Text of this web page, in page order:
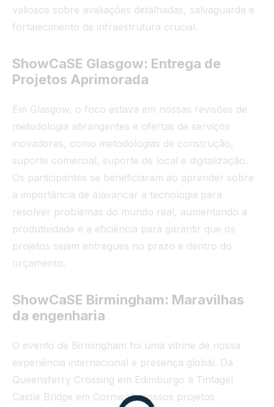
valiosos sobre avaliações detalhadas, salvaguarda e
fortalecimento de infraestrutura crucial.
ShowCaSE Glasgow: Entrega de
Projetos Aprimorada
Em Glasgow, o foco estava em nossas revisões de
metodologia abrangentes e ofertas de serviços
inovadores, como metodologias de construção,
suporte comercial, suporte de local e digitalização.
Os participantes se beneficiaram ao aprender sobre
a importância de alavancar a tecnologia para
resolver problemas do mundo real, aumentando a
produtividade e a eficiência para garantir que os
projetos sejam entregues no prazo e dentro do
orçamento.
ShowCaSE Birmingham: Maravilhas
da engenharia
O evento de Birmingham foi uma vitrine de nossa
experiência internacional e presença global. Da
Queensferry Crossing em Edimburgo à Tintagel
Castle Bridge em Cornwall, nossos projetos